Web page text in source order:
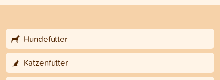
Hundefutter
Katzenfutter